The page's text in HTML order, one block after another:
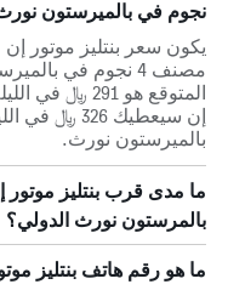
نجوم في بالميرستون
يكون سعر بنتليز موتور
مصنف 4 نجوم في
المتوقع هو
بالميرستون نورث.
ما مدى قرب بنتليز
بالمرستون نورث الدولي؟
ما هو رقم هاتف بنتليز